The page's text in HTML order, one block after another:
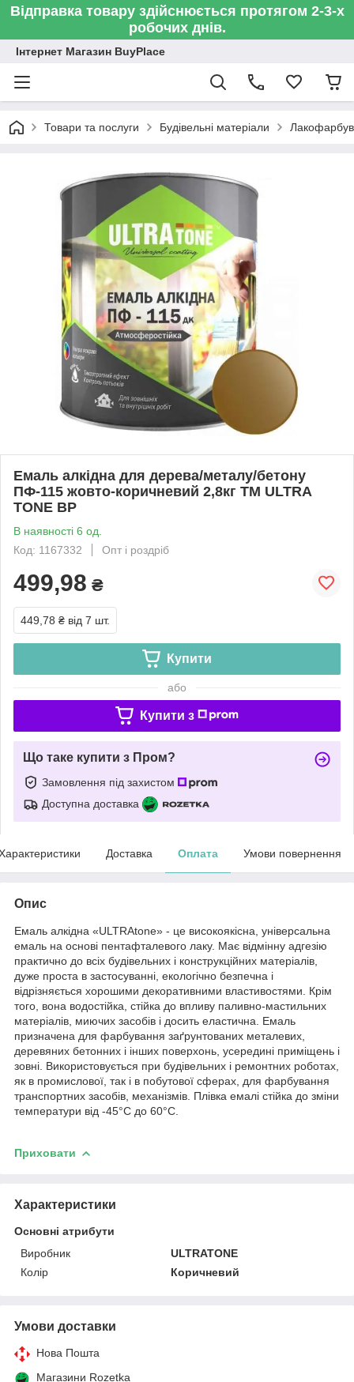
Відправка товару здійснюється протягом 2-3-х
робочих днів.
Інтернет Магазин BuyPlace
Товари та послуги Будівельні матеріали
Емаль алкідна для дерева/металу/бетону
ПФ-115 жовто-коричневий 2,8кг ТМ ULTRA
TONE BP
В наявності 6 од.
Код: 1167332
Опт і роздріб
499,98 ₴
449,78 ₴ від 7 шт.
Купити
або
Купити з
Що таке купити з Пром?
Замовлення під захистом
Доступна доставка
Доставка Оплата Умови повернення
Опис
Емаль алкідна «ULTRAtone» - це високоякісна, універсальна
емаль на основі пентафталевого лаку. Має відмінну адгезію
практично до всіх будівельних і конструкційних матеріалів,
дуже проста в застосуванні, екологічно безпечна і
відрізняється хорошими декоративними властивостями. Крім
того, вона водостійка, стійка до впливу паливно-мастильних
матеріалів, миючих засобів і досить еластична. Емаль
призначена для фарбування заґрунтованих металевих,
деревяних бетонних і інших поверхонь, усередині приміщень і
зовні. Використовується при будівельних і ремонтних роботах,
як в промислової, так і в побутової сферах, для фарбування
транспортних засобів, механізмів. Плівка емалі стійка до зміни
температури від -45°C до 60°C.
Приховати
Характеристики
Основні атрибути
Виробник
ULTRATONE
Колір
Коричневий
Умови доставки
Нова Пошта
Магазини Rozetka